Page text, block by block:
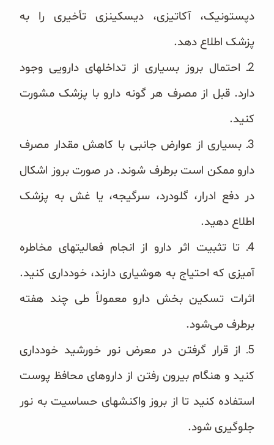
دپستونیک، آکاتیزی، دیسکینزی تأخیری را به
پزشک اطلاع دهد.
‏2ـ‌ احتمال بروز بسیاری از تداخلهای دارویی وجود
دارد. قبل از مصرف هر گونه دارو با پزشک مشورت
کنید.
‏3ـ‌ بسیاری از عوارض جانبی با کاهش مقدار مصرف
دارو ممکن است برطرف شوند. در صورت بروز اشکال
در دفع ‏ادرار، گلودرد، سرگیجه، یا غش به پزشک
اطلاع دهید.
‏4ـ‌ تا تثبیت اثر دارو از انجام فعالیتهای مخاطره
آمیزی که احتیاج به هوشیاری دارند، خودداری کنید.
اثرات تسکین بخش ‏دارو معمولاً طی چند هفته
برطرف می‌شود.
‏5ـ‌ از قرار گرفتن در معرض نور خورشید خودداری
کنید و هنگام بیرون رفتن از داروهای محافظ پوست
استفاده کنید تا از ‏بروز واکنشهای حساسیت به نور
جلوگیری شود.